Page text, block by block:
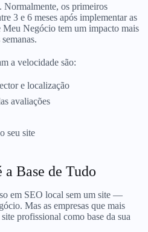
Normalmente, os primeiros
3 e 6 meses após implementar as
Meu Negócio tem um impacto mais
a velocidade são:
e localização
avaliações
seu site
Base de Tudo
em SEO local sem um site —
Mas as empresas que mais
profissional como base da sua